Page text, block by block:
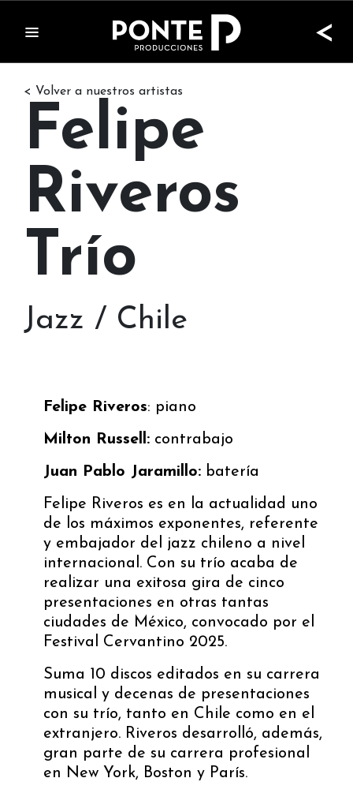
<
< Volver a nuestros artistas
Felipe
Riveros
Trío
Jazz / Chile
Felipe Riveros: piano
Milton Russell: contrabajo
Juan Pablo Jaramillo: batería
Felipe Riveros es en la actualidad uno
de los máximos exponentes, referente
y embajador del jazz chileno a nivel
internacional. Con su trío acaba de
realizar una exitosa gira de cinco
presentaciones en otras tantas
ciudades de México, convocado por el
Festival Cervantino 2025.
Suma 10 discos editados en su carrera
musical y decenas de presentaciones
con su trío, tanto en Chile como en el
extranjero. Riveros desarrolló, además,
gran parte de su carrera profesional
en New York, Boston y París.